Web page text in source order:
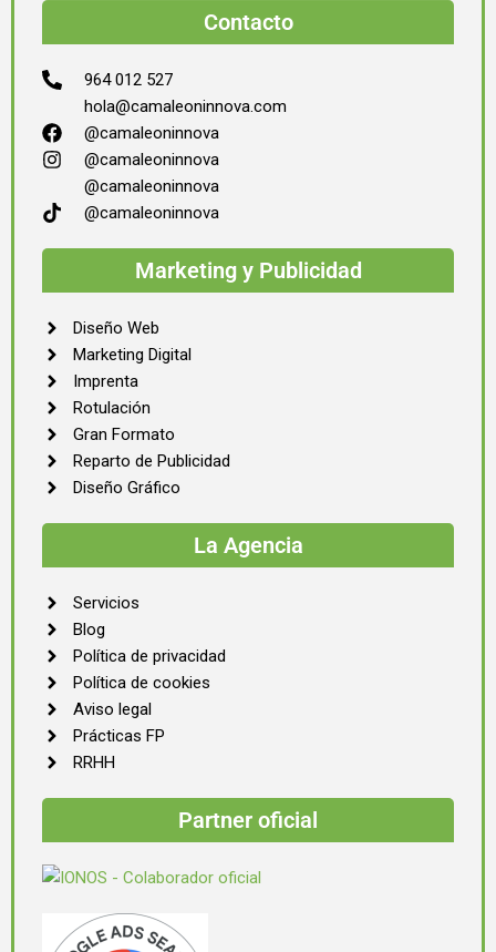
Contacto
964 012 527
hola@camaleoninnova.com
@camaleoninnova
@camaleoninnova
@camaleoninnova
@camaleoninnova
Marketing y Publicidad
Diseño Web
Marketing Digital
Imprenta
Rotulación
Gran Formato
Reparto de Publicidad
Diseño Gráfico
La Agencia
Servicios
Blog
Política de privacidad
Política de cookies
Aviso legal
Prácticas FP
RRHH
Partner oficial